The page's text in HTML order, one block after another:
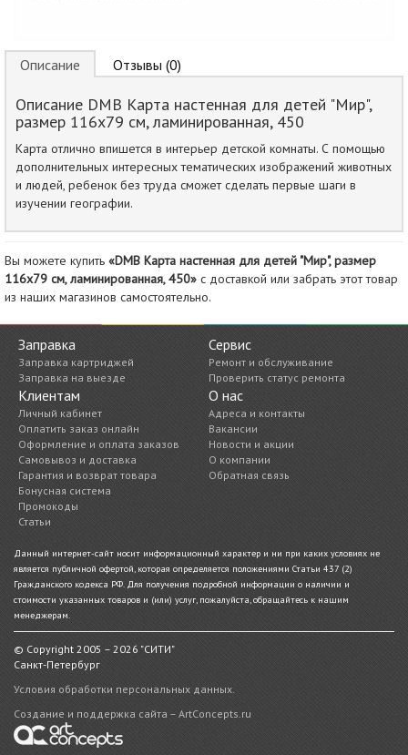
Описание Отзывы (0)
Описание DMB Карта настенная для детей "Мир",
размер 116х79 см, ламинированная, 450
Карта отлично впишется в интерьер детской комнаты. С помощью
дополнительных интересных тематических изображений животных
и людей, ребенок без труда сможет сделать первые шаги в
изучении географии.
Вы можете купить «DMB Карта настенная для детей "Мир", размер
116х79 см, ламинированная, 450» с доставкой или забрать этот товар
из наших магазинов самостоятельно.
Заправка
Заправка картриджей
Заправка на выезде
Сервис
Ремонт и обслуживание
Проверить статус ремонта
Клиентам
Личный кабинет
Оплатить заказ онлайн
Оформление и оплата заказов
Самовывоз и доставка
Гарантия и возврат товара
Бонусная система
Промокоды
Статьи
О нас
Адреса и контакты
Вакансии
Новости и акции
О компании
Обратная связь
Данный интернет-сайт носит информационный характер и ни при каких условиях не
является публичной офертой, которая определяется положениями Статьи 437 (2)
Гражданского кодекса РФ. Для получения подробной информации о наличии и
стоимости указанных товаров и (или) услуг, пожалуйста, обращайтесь к нашим
менеджерам.
© Copyright 2005 – 2026 "СИТИ"
Санкт-Петербург
Условия обработки персональных данных.
Создание и поддержка сайта – ArtConcepts.ru